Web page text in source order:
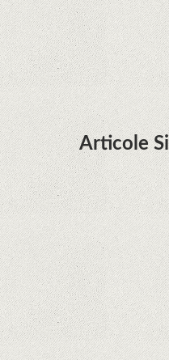
Huawei P50
şi e mai curând
telephoto cu
Articole
Descoperire
are secrete
iPhone 12 Mini,
Apple cedează,